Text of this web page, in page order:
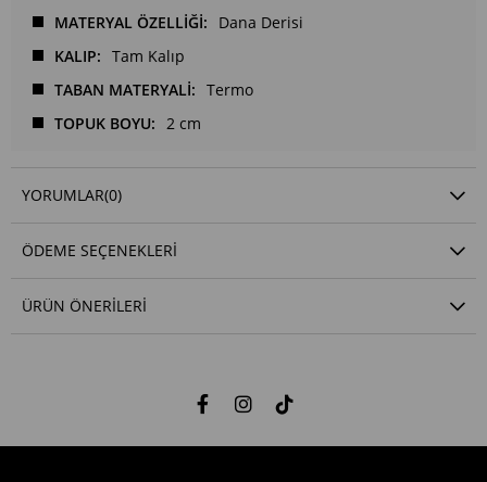
MATERYAL ÖZELLİĞİ
Dana Derisi
KALIP
Tam Kalıp
TABAN MATERYALİ
Termo
TOPUK BOYU
2 cm
YORUMLAR(0)
ÖDEME SEÇENEKLERI
ÜRÜN ÖNERILERI